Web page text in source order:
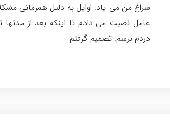
سراغ من می یاد. اوایل به دلیل همزمانی
عامل نصبت می دادم تا اینکه بعد از
دردم برسم. تصمیم گرفتم